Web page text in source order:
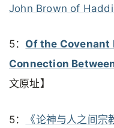
John Brown of
5： Of the Covenant
Connection
文原址】
5：
《论神与人之间